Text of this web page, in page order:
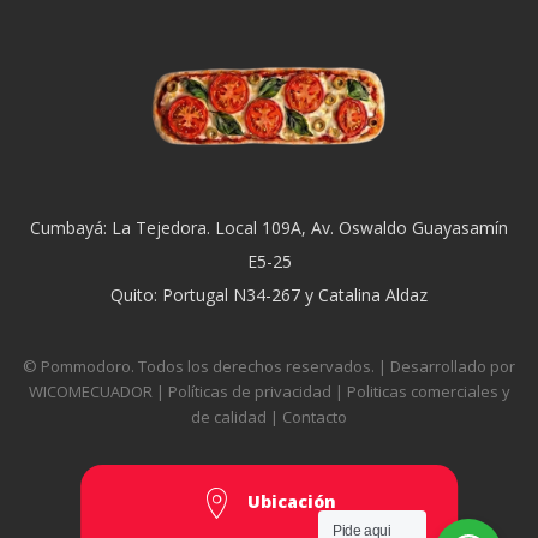
Cumbayá: La Tejedora. Local 109A, Av. Oswaldo Guayasamín
E5-25
Quito: Portugal N34-267 y Catalina Aldaz
© Pommodoro. Todos los derechos reservados. | Desarrollado por
WICOMECUADOR| Políticas de privacidad | Politicas comerciales y
de calidad | Contacto
Ubicación
Pide aqui